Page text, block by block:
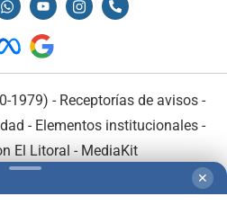
1979) - Receptorías de avisos -
- Elementos institucionales-
El Litoral - MediaKit
✕